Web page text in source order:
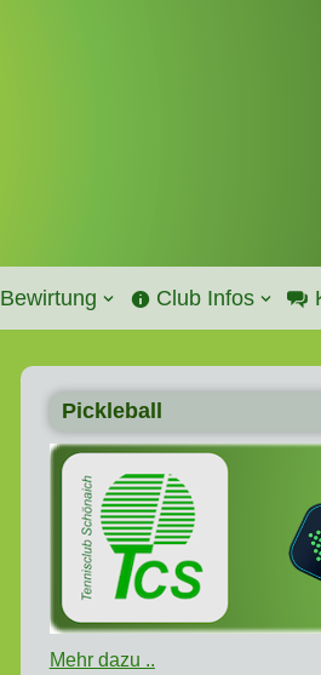
Bewirtung Club Infos
Pickleball
Mehr dazu ..